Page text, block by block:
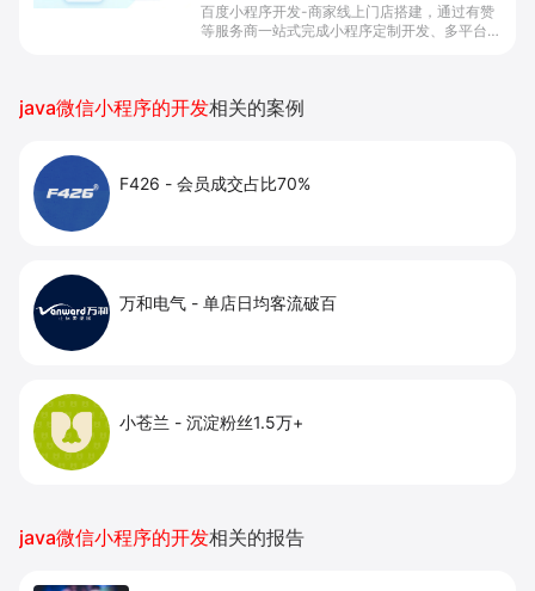
百度小程序开发-商家线上门店搭建，通过有赞
等服务商一站式完成小程序定制开发、多平台联
java微信小程序的开发相关的案例
F426 - 会员成交占比70%
万和电气 - 单店日均客流破百
小苍兰 - 沉淀粉丝1.5万+
java微信小程序的开发相关的报告